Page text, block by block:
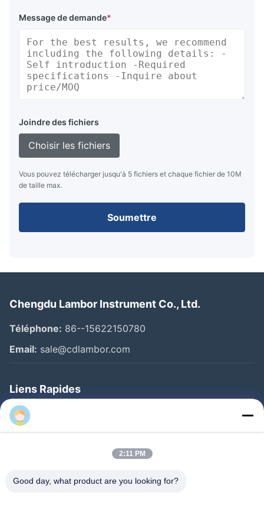
Message de demande*
Joindre des fichiers
Choisir les fichiers
Vous pouvez télécharger jusqu'à 5 fichiers et chaque fichier de 10M
de taille max.
Soumettre
Chengdu Lambor Instrument Co., Ltd.
Téléphone: 86--15622150780
Email: sale@cdlambor.com
Liens Rapides
Aperçu
Produits
Visite D'usine
2:11 PM
Good day, what product are you looking for?